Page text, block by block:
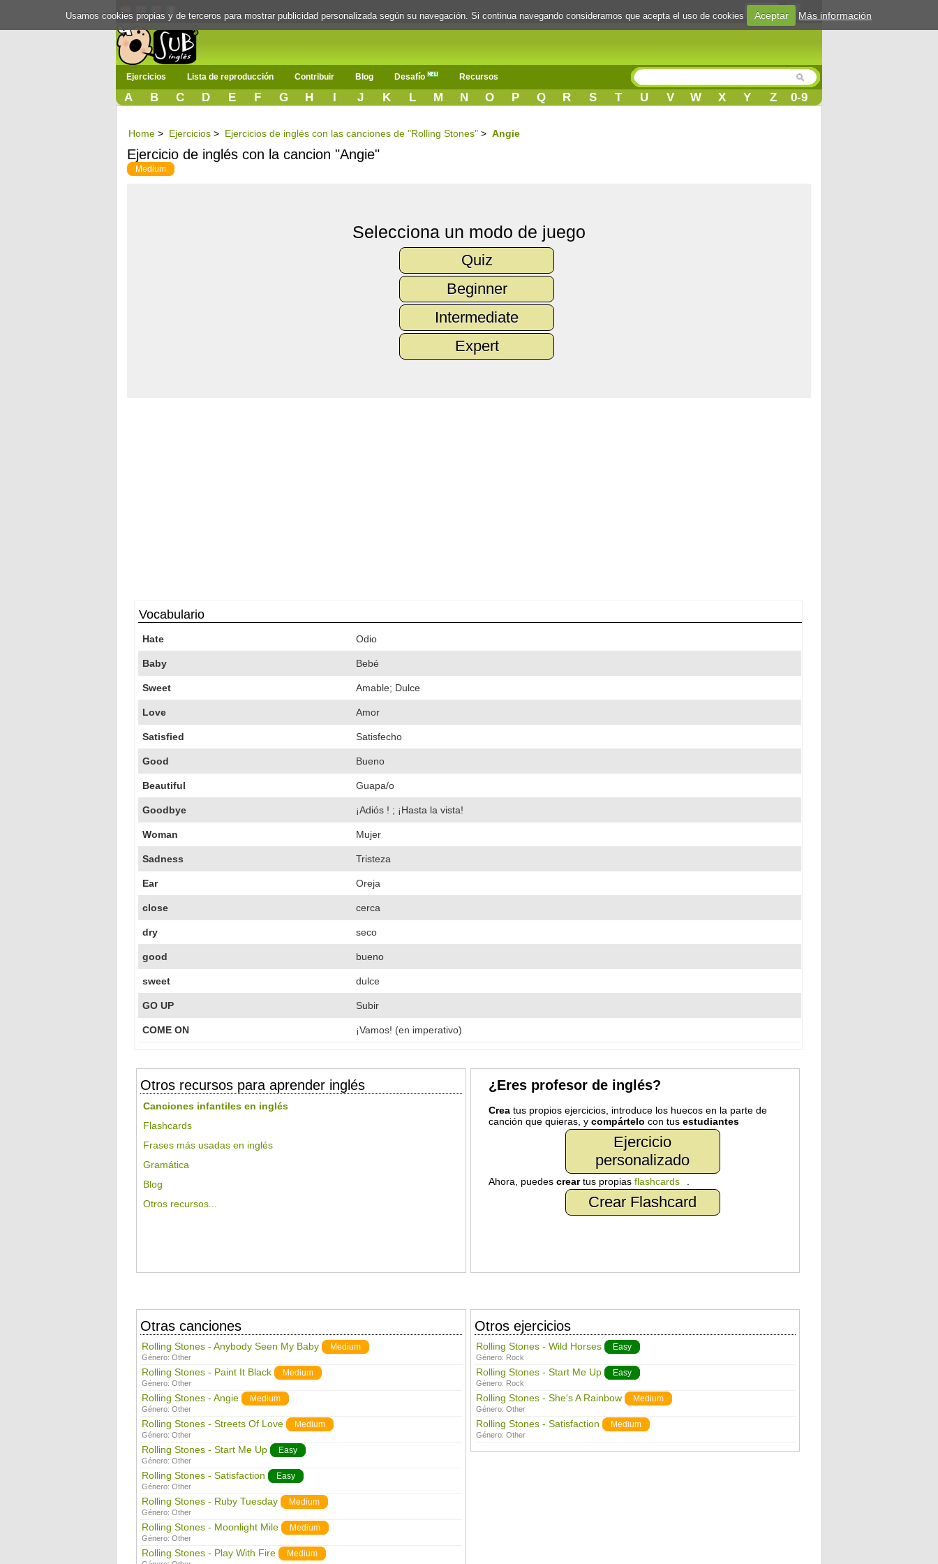
Login
Ejercicios Lista de reproducción Contribuir Blog Desafío Recursos
A B C D E F G H I J K L M N O P Q R S T U V W X Y Z 0-9
Home > Ejercicios > Ejercicios de inglés con las canciones de "Rolling Stones" > Angie
Ejercicio de inglés con la cancion "Angie"
Medium
Selecciona un modo de juego
Quiz
Beginner
Intermediate
Expert
Vocabulario
Hate Odio
Baby Bebé
Sweet Amable; Dulce
Love Amor
Satisfied Satisfecho
Good Bueno
Beautiful Guapa/o
Goodbye ¡Adiós ! ; ¡Hasta la vista!
Woman Mujer
Sadness Tristeza
Ear Oreja
close cerca
dry seco
good bueno
sweet dulce
GO UP Subir
COME ON ¡Vamos! (en imperativo)
Otros recursos para aprender inglés
Canciones infantiles en inglés
Flashcards
Frases más usadas en inglés
Gramática
Blog
Otros recursos...
¿Eres profesor de inglés?
Creatus propios ejercicios, introduce los huecos en la parte de
canción que quieras, y compártelo con tus estudiantes
Ejercicio
personalizado
Ahora, puedes creartus propias flashcards
Crear Flashcard
Otras canciones
Rolling Stones - Anybody Seen My Baby Medium
Género: Other
Rolling Stones - Paint It Black Medium
Género: Other
Rolling Stones - Angie Medium
Género: Other
Rolling Stones - Streets Of Love Medium
Género: Other
Rolling Stones - Start Me Up Easy
Género: Other
Rolling Stones - Satisfaction Easy
Género: Other
Rolling Stones - Ruby Tuesday Medium
Género: Other
Rolling Stones - Moonlight Mile Medium
Género: Other
Rolling Stones - Play With Fire Medium
Otros ejercicios
Rolling Stones - Wild Horses Easy
Género: Rock
Rolling Stones - Start Me Up Easy
Género: Rock
Rolling Stones - She's A Rainbow Medium
Género: Other
Rolling Stones - Satisfaction Medium
Género: Other
Usamos cookies propias y de terceros para mostrar publicidad personalizada según su navegación. Si continua navegando consideramos que acepta el uso de cookies Aceptar Más información